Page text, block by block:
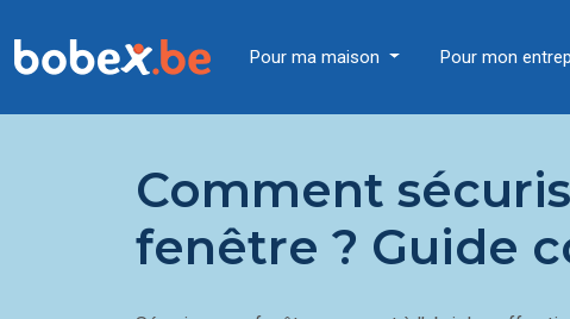
Pour ma maison Pour mon
Comment
fenêtre ? Guide